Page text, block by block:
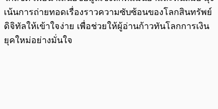
เน้นการถ่ายทอดเรื่องราวความซับซ้อนของโลกสินทรัพย์
ดิจิทัลให้เข้าใจง่าย เพื่อช่วยให้ผู้อ่านก้าวทันโลกการเงิน
ยุคใหม่อย่างมั่นใจ